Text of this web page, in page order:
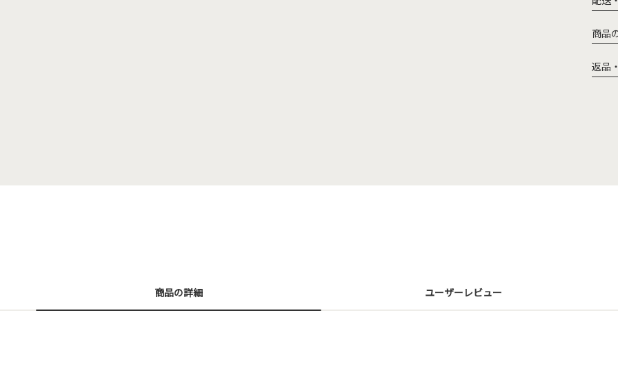
商品
返品
商品の詳細 ユーザーレビュー